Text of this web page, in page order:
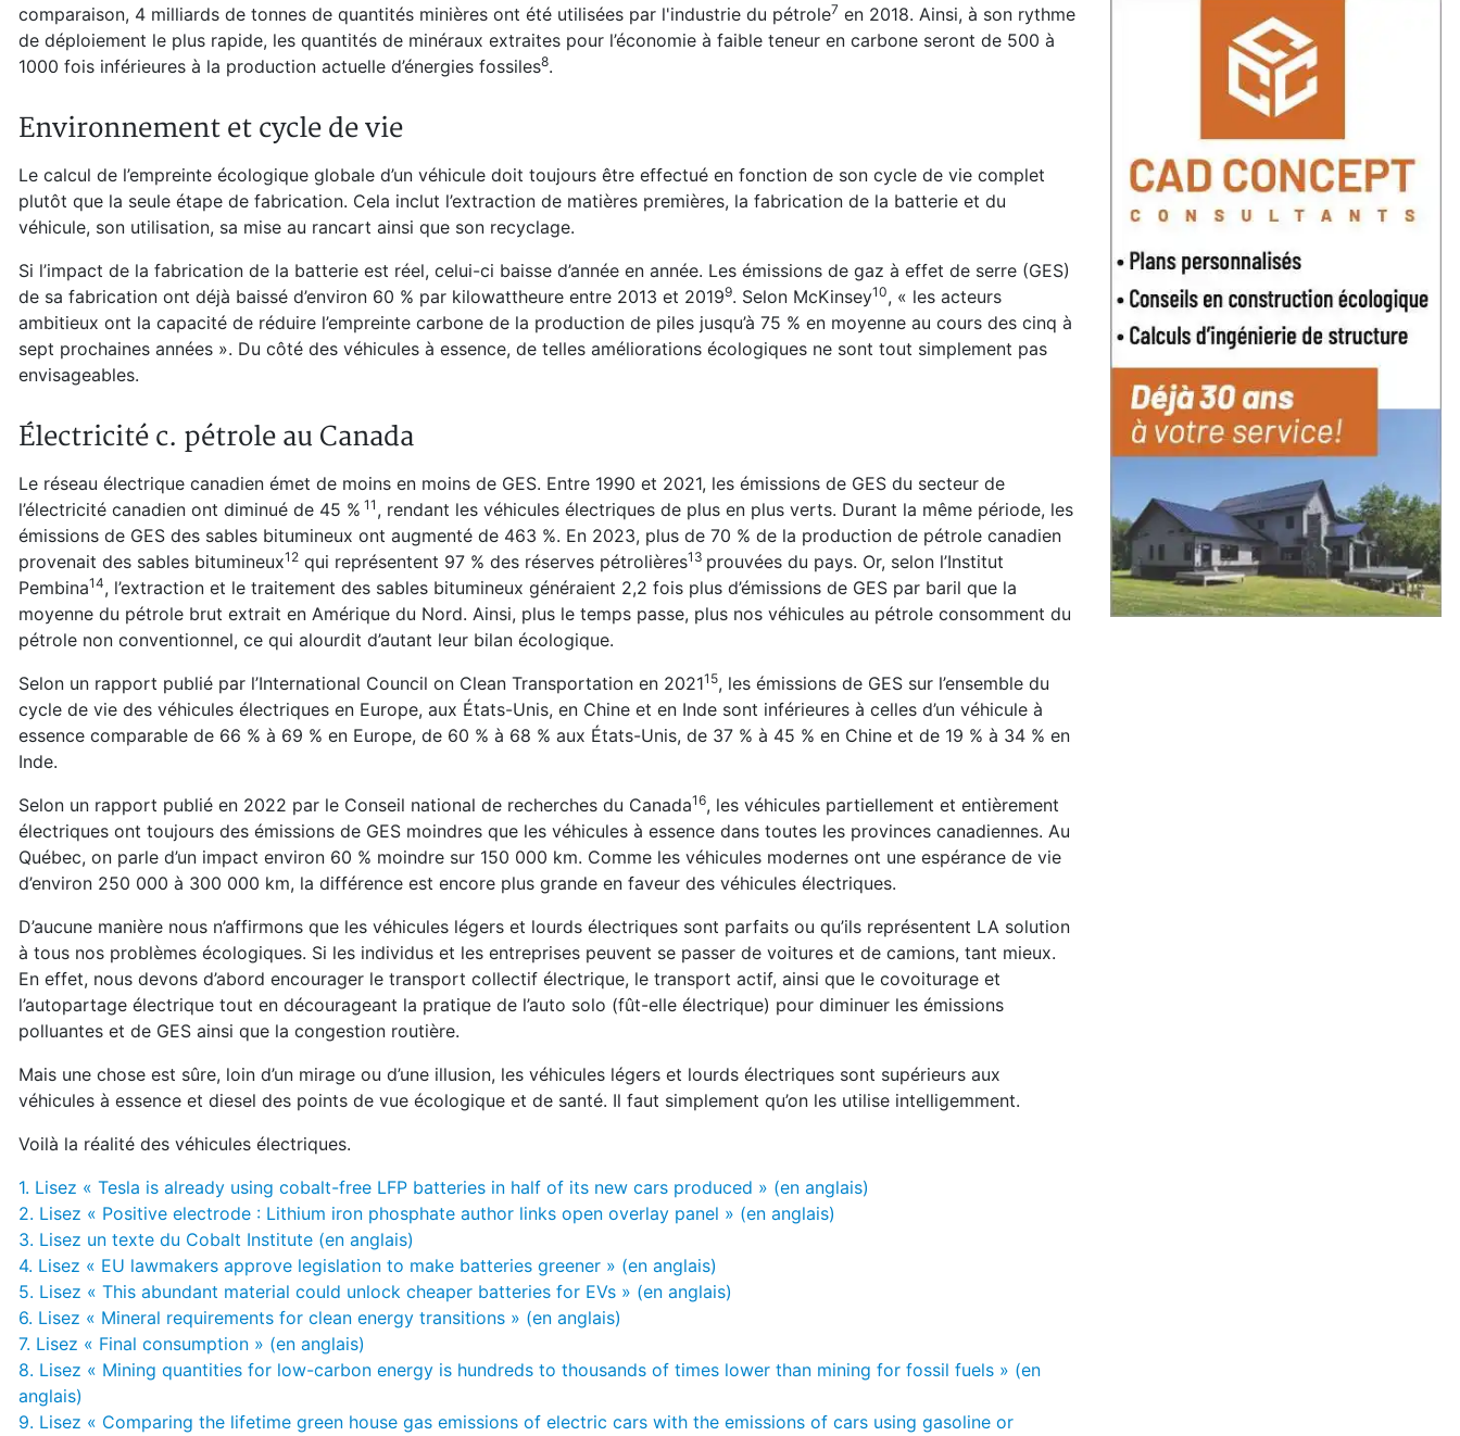
comparaison, 4 milliards de tonnes de quantités minières ont été utilisées par l'industrie du pétrole⁠7 en 2018. Ainsi, à son rythme
de déploiement le plus rapide, les quantités de minéraux extraites pour l’économie à faible teneur en carbone seront de 500 à
1000 fois inférieures à la production actuelle d’énergies fossiles⁠8.
Environnement et cycle de vie
Le calcul de l’empreinte écologique globale d’un véhicule doit toujours être effectué en fonction de son cycle de vie complet
plutôt que la seule étape de fabrication. Cela inclut l’extraction de matières premières, la fabrication de la batterie et du
véhicule, son utilisation, sa mise au rancart ainsi que son recyclage.
Si l’impact de la fabrication de la batterie est réel, celui-ci baisse d’année en année. Les émissions de gaz à effet de serre (GES)
de sa fabrication ont déjà baissé d’environ 60 % par kilowattheure entre 2013 et 2019⁠9. Selon McKinsey⁠10, « les acteurs
ambitieux ont la capacité de réduire l’empreinte carbone de la production de piles jusqu’à 75 % en moyenne au cours des cinq à
sept prochaines années ». Du côté des véhicules à essence, de telles améliorations écologiques ne sont tout simplement pas
envisageables.
Électricité c. pétrole au Canada
Le réseau électrique canadien émet de moins en moins de GES. Entre 1990 et 2021, les émissions de GES du secteur de
l’électricité canadien ont diminué de 45 % ⁠11 , rendant les véhicules électriques de plus en plus verts. Durant la même période, les
émissions de GES des sables bitumineux ont augmenté de 463 %. En 2023, plus de 70 % de la production de pétrole canadien
provenait des sables bitumineux⁠12 qui représentent 97 % des réserves pétrolières⁠13 prouvées du pays. Or, selon l’Institut
Pembina⁠14, l’extraction et le traitement des sables bitumineux généraient 2,2 fois plus d’émissions de GES par baril que la
moyenne du pétrole brut extrait en Amérique du Nord. Ainsi, plus le temps passe, plus nos véhicules au pétrole consomment du
pétrole non conventionnel, ce qui alourdit d’autant leur bilan écologique.
Selon un rapport publié par l’International Council on Clean Transportation en 2021⁠15, les émissions de GES sur l’ensemble du
cycle de vie des véhicules électriques en Europe, aux États-Unis, en Chine et en Inde sont inférieures à celles d’un véhicule à
essence comparable de 66 % à 69 % en Europe, de 60 % à 68 % aux États-Unis, de 37 % à 45 % en Chine et de 19 % à 34 % en
Inde.
Selon un rapport publié en 2022 par le Conseil national de recherches du Canada⁠16, les véhicules partiellement et entièrement
électriques ont toujours des émissions de GES moindres que les véhicules à essence dans toutes les provinces canadiennes. Au
Québec, on parle d’un impact environ 60 % moindre sur 150 000 km. Comme les véhicules modernes ont une espérance de vie
d’environ 250 000 à 300 000 km, la différence est encore plus grande en faveur des véhicules électriques.
D’aucune manière nous n’affirmons que les véhicules légers et lourds électriques sont parfaits ou qu’ils représentent LA solution
à tous nos problèmes écologiques. Si les individus et les entreprises peuvent se passer de voitures et de camions, tant mieux.
En effet, nous devons d’abord encourager le transport collectif électrique, le transport actif, ainsi que le covoiturage et
l’autopartage électrique tout en décourageant la pratique de l’auto solo (fût-elle électrique) pour diminuer les émissions
polluantes et de GES ainsi que la congestion routière.
Mais une chose est sûre, loin d’un mirage ou d’une illusion, les véhicules légers et lourds électriques sont supérieurs aux
véhicules à essence et diesel des points de vue écologique et de santé. Il faut simplement qu’on les utilise intelligemment.
Voilà la réalité des véhicules électriques.
1. Lisez « Tesla is already using cobalt-free LFP batteries in half of its new cars produced » (en anglais)
2. Lisez « Positive electrode : Lithium iron phosphate author links open overlay panel » (en anglais)
3. Lisez un texte du Cobalt Institute (en anglais)
4. Lisez « EU lawmakers approve legislation to make batteries greener » (en anglais)
5. Lisez « This abundant material could unlock cheaper batteries for EVs » (en anglais)
6. Lisez « Mineral requirements for clean energy transitions » (en anglais)
7. Lisez « Final consumption » (en anglais)
8. Lisez « Mining quantities for low-carbon energy is hundreds to thousands of times lower than mining for fossil fuels » (en
anglais)
9. Lisez « Comparing the lifetime green house gas emissions of electric cars with the emissions of cars using gasoline or